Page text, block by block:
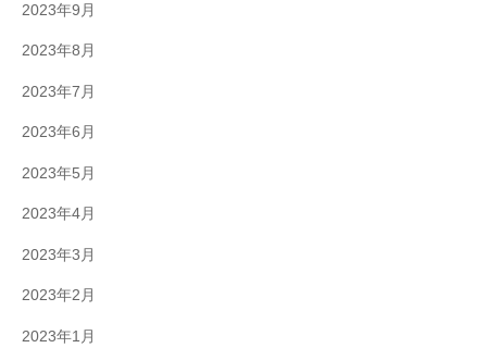
2023年9月
2023年8月
2023年7月
2023年6月
2023年5月
2023年4月
2023年3月
2023年2月
2023年1月